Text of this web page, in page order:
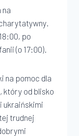
po
(o 17:00).
na pomoc dla
który od blisko
ukraińskimi
trudnej